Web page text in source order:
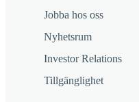
Jobba hos oss
Nyhetsrum
Investor Relations
Tillgänglighet